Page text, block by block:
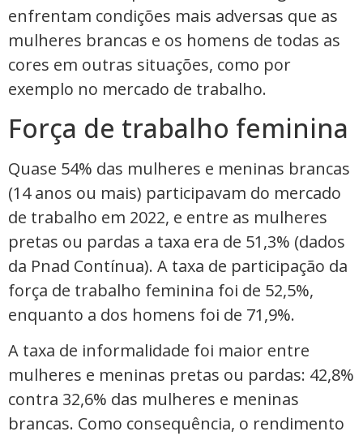
enfrentam condições mais adversas que as
mulheres brancas e os homens de todas as
cores em outras situações, como por
exemplo no mercado de trabalho.
Força de trabalho feminina
Quase 54% das mulheres e meninas brancas
(14 anos ou mais) participavam do mercado
de trabalho em 2022, e entre as mulheres
pretas ou pardas a taxa era de 51,3% (dados
da Pnad Contínua). A taxa de participação da
força de trabalho feminina foi de 52,5%,
enquanto a dos homens foi de 71,9%.
A taxa de informalidade foi maior entre
mulheres e meninas pretas ou pardas: 42,8%
contra 32,6% das mulheres e meninas
brancas. Como consequência, o rendimento